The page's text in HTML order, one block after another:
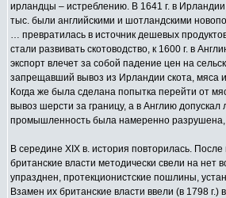
ирландцы – истреблению. В 1641 г. в
тыс. были английскими и шотландскими
… превратилась в источник дешевых
стали развивать скотоводство, к 1600 г. в
экспорт влечет за собой падение цен на
запрещавший вывоз из Ирландии скота, мяса
Когда же была сделана попытка перейти от
вывоз шерсти за границу, а в Англию
промышленность была намеренно разрушена,
В середине XIX в. история повторилась.
британские власти методически свели на
упразднен, протекционистские пошлины,
Взамен их британские власти ввели (в 1798